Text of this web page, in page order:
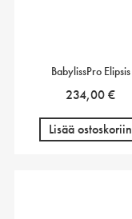
BabylissPro Elipsis
234,00€
Lisää ostoskoriin